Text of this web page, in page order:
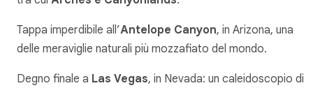
Tappa imperdibile all’Antelope Canyon, in Arizona, una
delle meraviglie naturali più mozzafiato del mondo.
Degno finale a Las Vegas, in Nevada: un caleidoscopio di